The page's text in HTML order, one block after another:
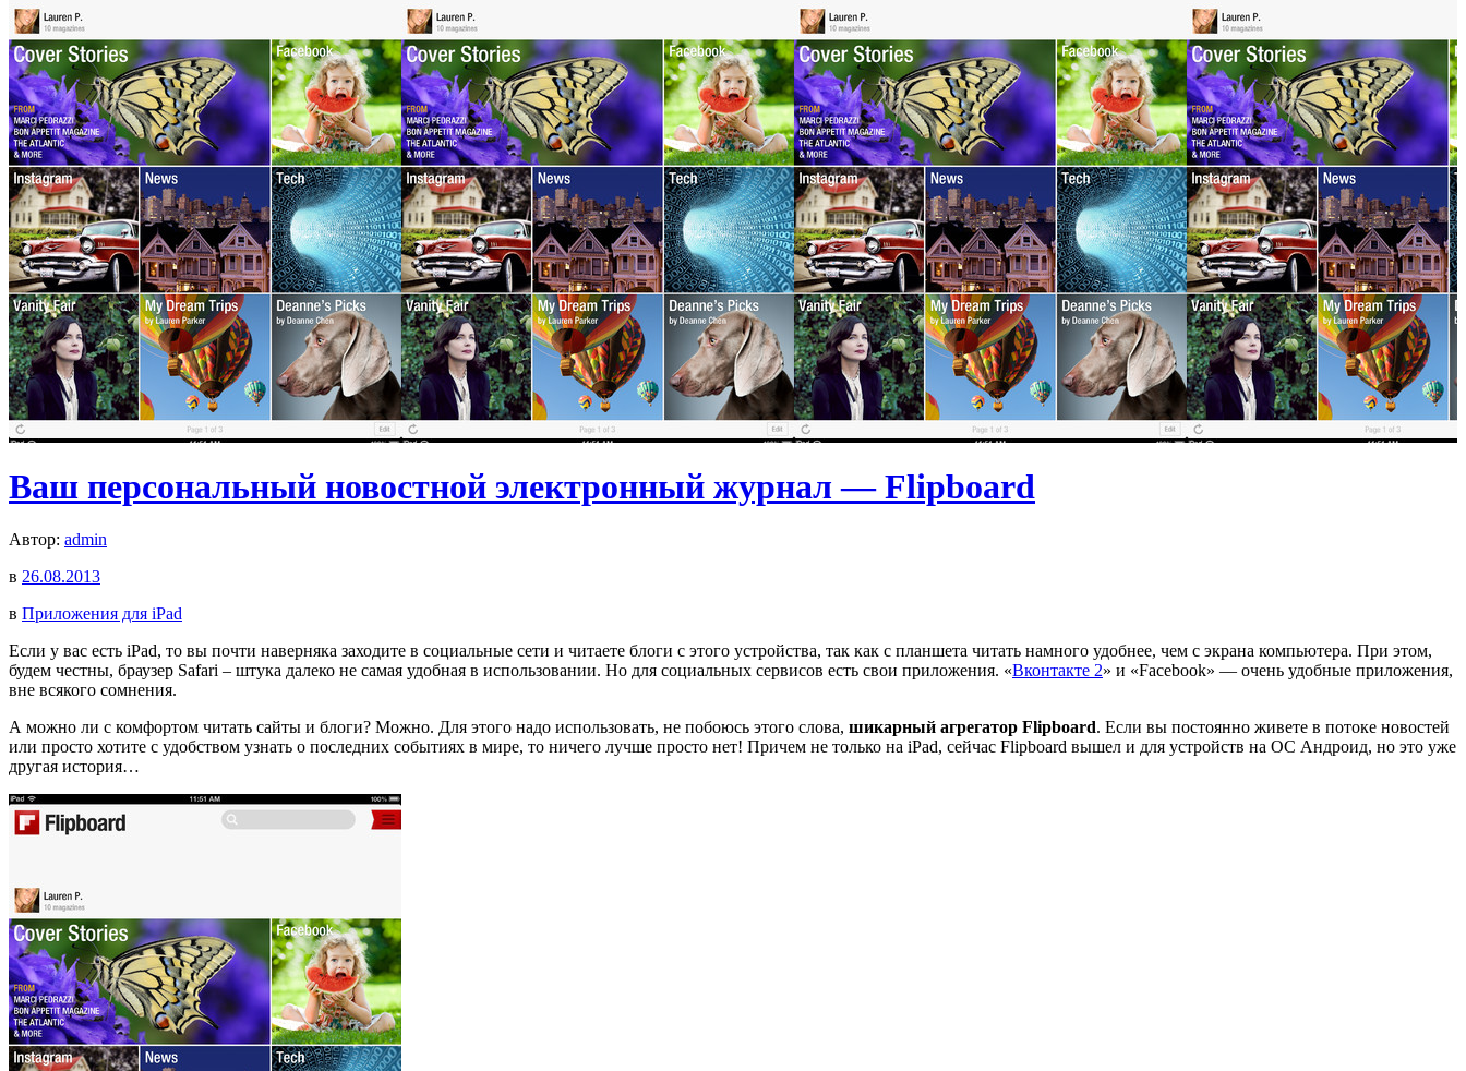
Ваш персональный новостной электронный журнал — Flipboard
Автор: admin
в 26.08.2013
в Приложения для iPad
Если у вас есть iPad, то вы почти наверняка заходите в социальные сети и читаете блоги с этого устройства, так как с планшета читать намного удобнее, чем с экрана компьютера. При этом,
будем честны, браузер Safari – штука далеко не самая удобная в использовании. Но для социальных сервисов есть свои приложения. «Вконтакте 2» и «Facebook» — очень удобные приложения,
вне всякого сомнения.
А можно ли с комфортом читать сайты и блоги? Можно. Для этого надо использовать, не побоюсь этого слова, шикарный агрегатор Flipboard. Если вы постоянно живете в потоке новостей
или просто хотите с удобством узнать о последних событиях в мире, то ничего лучше просто нет! Причем не только на iPad, сейчас Flipboard вышел и для устройств на ОС Андроид, но это уже
другая история…